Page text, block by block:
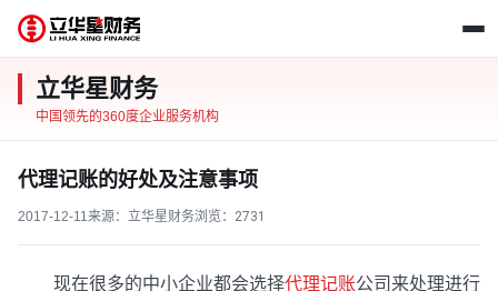
立华星财务
中国领先的360度企业服务机构
代理记账的好处及注意事项
2017-12-11来源：立华星财务浏览： 2731
现在很多的中小企业都会选择代理记账公司来处理进行